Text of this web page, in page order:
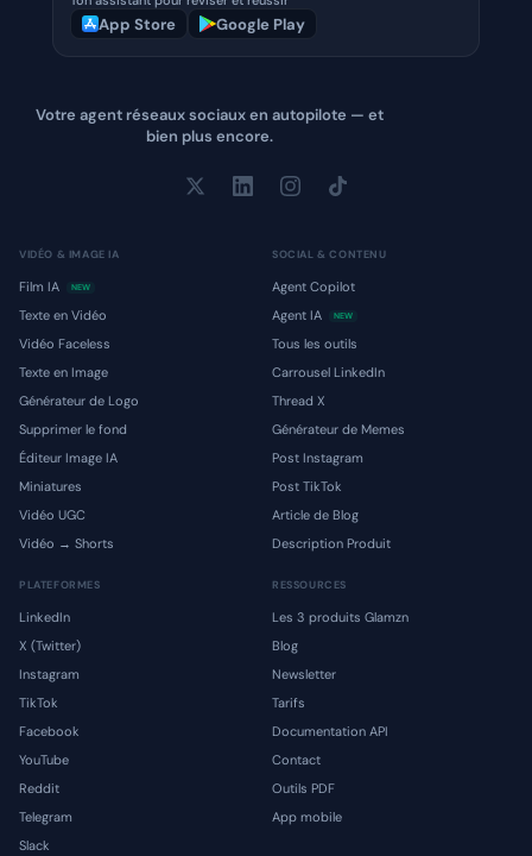
App Store Google Play
Votre agent réseaux sociaux en autopilote — et
bien plus encore.
VIDÉO & IMAGE IA
Film IA NEW
Texte en Vidéo
Vidéo Faceless
Texte en Image
Générateur de Logo
Supprimer le fond
Éditeur Image IA
Miniatures
Vidéo UGC
Vidéo → Shorts
SOCIAL & CONTENU
Agent Copilot
Agent IA
NEW
Tous les outils
Carrousel LinkedIn
Thread X
Générateur de Memes
Post Instagram
Post TikTok
Article de Blog
Description Produit
PLATEFORMES
LinkedIn
X (Twitter)
Instagram
TikTok
Facebook
YouTube
Reddit
Telegram
Slack
RESSOURCES
Les 3 produits Glamzn
Blog
Newsletter
Tarifs
Documentation API
Contact
Outils PDF
App mobile